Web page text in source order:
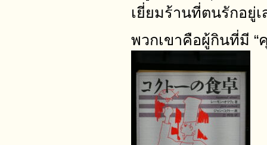
เยี่ยมร้านที่ตนรักอยู่
พวกเขาคือผู้กินที่มี “